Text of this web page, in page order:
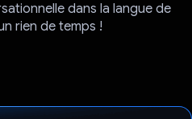
dans la langue de
rien de temps !